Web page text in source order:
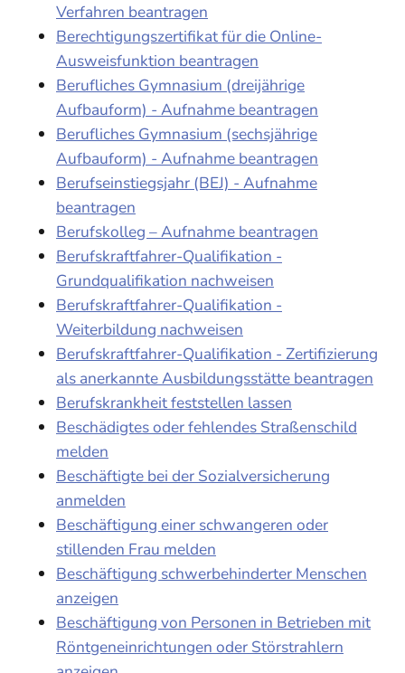
Verfahren beantragen
Berechtigungszertifikat für die Online-
Ausweisfunktion beantragen
Berufliches Gymnasium (dreijährige
Aufbauform) - Aufnahme beantragen
Berufliches Gymnasium (sechsjährige
Aufbauform) - Aufnahme beantragen
Berufseinstiegsjahr (BEJ) - Aufnahme
beantragen
Berufskolleg – Aufnahme beantragen
Berufskraftfahrer-Qualifikation -
Grundqualifikation nachweisen
Berufskraftfahrer-Qualifikation -
Weiterbildung nachweisen
Berufskraftfahrer-Qualifikation - Zertifizierung
als anerkannte Ausbildungsstätte beantragen
Berufskrankheit feststellen lassen
Beschädigtes oder fehlendes Straßenschild
melden
Beschäftigte bei der Sozialversicherung
anmelden
Beschäftigung einer schwangeren oder
stillenden Frau melden
Beschäftigung schwerbehinderter Menschen
anzeigen
Beschäftigung von Personen in Betrieben mit
Röntgeneinrichtungen oder Störstrahlern